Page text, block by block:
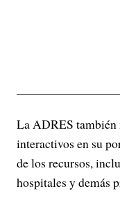
La ADRES también
interactivos en su
de los recursos,
hospitales y demás